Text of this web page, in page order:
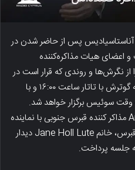
پس از حاضر شدن در
اعضای هیات مذاکره‌کننده
از نگرش‌ها و روندی که قرار است در
مذاره ژنو پیش ببرند آگاه کند. جلسه گوترش با تاتار ساعت ۱۶:۰۰ و با
عصر دیروز، Andreas Mavroyanis مذاکر کننده قبرس جنوبی با نماینده
ویژه دبیر کل سازمان ملل در مسئله قبرس، خانم Jane Holl Lute دیدار
جلسه پرداخت.